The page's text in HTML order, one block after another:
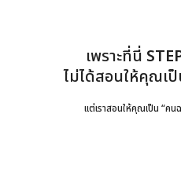
เพราะที่นี่
ไม่ได้สอนให้คุณเป็
แต่เราสอนให้คุณเป็น “คน